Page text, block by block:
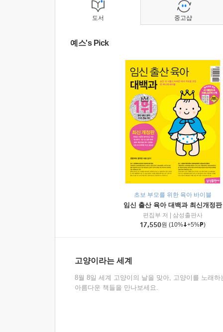
도서
예스's Pick
초보 부모를 위한 육아 바이블
임신 출산 육아 대백과 최신개정판
편집부 저
삼성출판사
17,550원 (10% +5% )
고양이라는 세계
8월 8일 세계 고양이의 날을 맞아, 고양이를 노래하
아름다운 책들을 만나보세요.
중고샵